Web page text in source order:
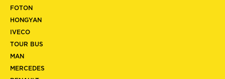
FOTON
HONGYAN
IVECO
TOUR BUS
MAN
MERCEDES